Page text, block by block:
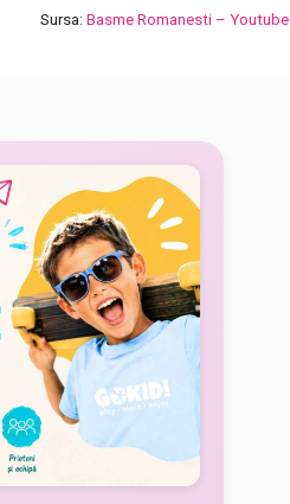
Sursa: Basme Romanesti – Youtube